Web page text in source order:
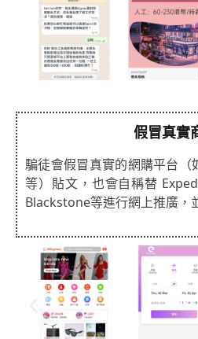
假冒真實
騙徒會假冒真實的網購平台
等）貼文，也會自稱替
Blackstone等進行網上推廣，